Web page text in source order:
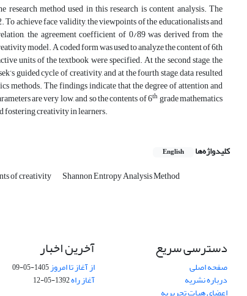
method used in this research is content analysis. The
achieve face validity, the viewpoints of the educationalists and
the agreement coefficient of 0/89 was derived from the
model. A coded form was used to analyze the content of 6th
units of the textbook were specified. At the second stage, the
guided cycle of creativity, and at the fourth stage, data resulted
methods. The findings indicate that the degree of attention and
are very low, and so the contents of 6thgrade mathematics
fostering creativity in learners.
کلیدواژه‌ها English
of creativity Shannon Entropy Analysis Method
دسترسی سریع
صفحه اصلی
درباره نشریه
آخرین اخبار
از آغاز تا امروز1405-05-09
آغاز راه1392-05-12